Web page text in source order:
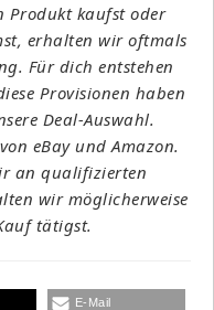
Produkt kaufst oder
erhalten wir oftmals
Für dich entstehen
Provisionen haben
Deal-Auswahl.
eBay und Amazon.
an qualifizierten
wir möglicherweise
tätigst.
E-Mail